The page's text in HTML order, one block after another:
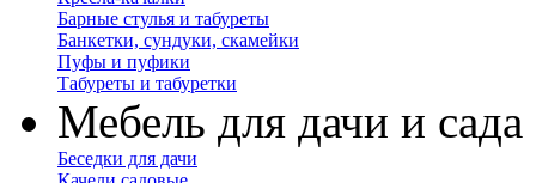
Барные стулья и табуреты
Банкетки, сундуки, скамейки
Пуфы и пуфики
Табуреты и табуретки
Мебель для дачи и сада
Беседки для дачи